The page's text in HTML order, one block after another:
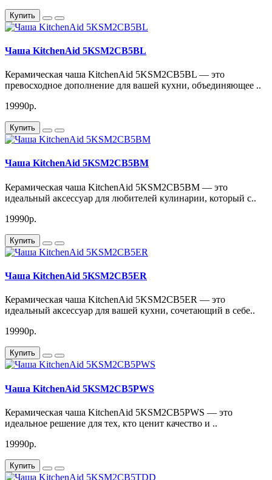
Купить
Чаша KitchenAid 5KSM2CB5BL
Керамическая чаша KitchenAid 5KSM2CB5BL — это
превосходное дополнение для вашей кухни, объединяющее ..
19990р.
Купить
Чаша KitchenAid 5KSM2CB5BM
Керамическая чаша KitchenAid 5KSM2CB5BM — это
идеальный аксессуар для любителей кулинарии, который с..
19990р.
Купить
Чаша KitchenAid 5KSM2CB5ER
Керамическая чаша KitchenAid 5KSM2CB5ER — это
идеальный аксессуар для вашей кухни, сочетающий в себе..
19990р.
Купить
Чаша KitchenAid 5KSM2CB5PWS
Керамическая чаша KitchenAid 5KSM2CB5PWS — это
идеальное решение для тех, кто ценит качество и ..
19990р.
Купить